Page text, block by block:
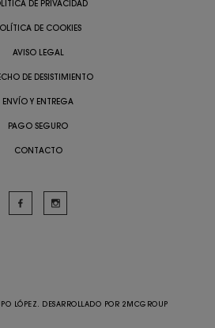
DE PRIVACIDAD
DE COOKIES
AVISO LEGAL
DE DESISTIMIENTO
ENVÍO Y ENTREGA
PAGO SEGURO
CONTACTO
LÓPEZ. DESARROLLADO POR 2MCGROUP